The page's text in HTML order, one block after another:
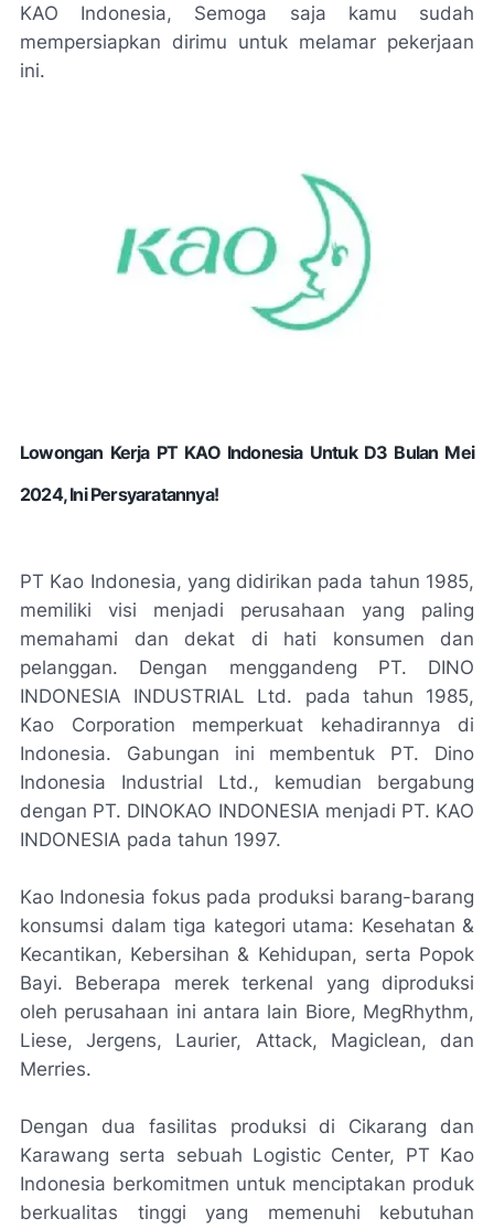
KAO Indonesia, Semoga saja kamu sudah
mempersiapkan dirimu untuk melamar pekerjaan
ini.
Lowongan Kerja PT KAO Indonesia Untuk D3 Bulan Mei
2024, Ini Persyaratannya!
PT Kao Indonesia, yang didirikan pada tahun 1985,
memiliki visi menjadi perusahaan yang paling
memahami dan dekat di hati konsumen dan
pelanggan. Dengan menggandeng PT. DINO
INDONESIA INDUSTRIAL Ltd. pada tahun 1985,
Kao Corporation memperkuat kehadirannya di
Indonesia. Gabungan ini membentuk PT. Dino
Indonesia Industrial Ltd., kemudian bergabung
dengan PT. DINOKAO INDONESIA menjadi PT. KAO
INDONESIA pada tahun 1997.
Kao Indonesia fokus pada produksi barang-barang
konsumsi dalam tiga kategori utama: Kesehatan &
Kecantikan, Kebersihan & Kehidupan, serta Popok
Bayi. Beberapa merek terkenal yang diproduksi
oleh perusahaan ini antara lain Biore, MegRhythm,
Liese, Jergens, Laurier, Attack, Magiclean, dan
Merries.
Dengan dua fasilitas produksi di Cikarang dan
Karawang serta sebuah Logistic Center, PT Kao
Indonesia berkomitmen untuk menciptakan produk
berkualitas tinggi yang memenuhi kebutuhan